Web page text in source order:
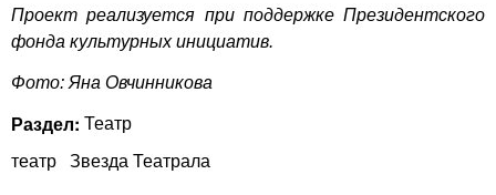
Проект реализуется при поддержке Президентского
фонда культурных инициатив.
Фото: Яна Овчинникова
Раздел: Театр
театр
Звезда Театрала